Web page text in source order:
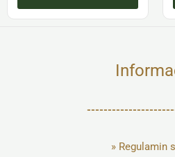
» Regulamin